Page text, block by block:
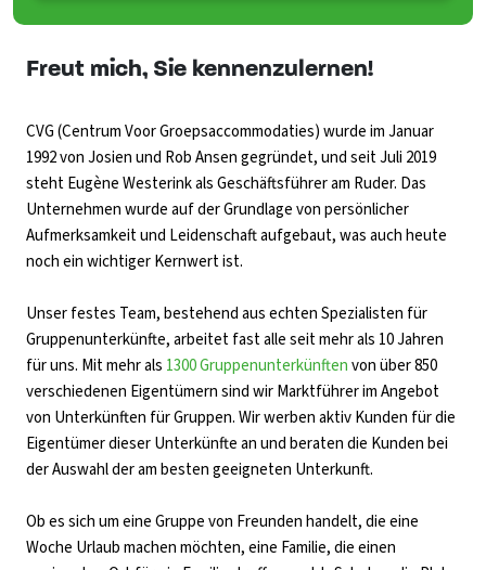
Freut mich, Sie kennenzulernen!
CVG (Centrum Voor Groepsaccommodaties) wurde im Januar
1992 von Josien und Rob Ansen gegründet, und seit Juli 2019
steht Eugène Westerink als Geschäftsführer am Ruder. Das
Unternehmen wurde auf der Grundlage von persönlicher
Aufmerksamkeit und Leidenschaft aufgebaut, was auch heute
noch ein wichtiger Kernwert ist.
Unser festes Team, bestehend aus echten Spezialisten für
Gruppenunterkünfte, arbeitet fast alle seit mehr als 10 Jahren
für uns. Mit mehr als 1300 Gruppenunterkünftenvon über 850
verschiedenen Eigentümern sind wir Marktführer im Angebot
von Unterkünften für Gruppen. Wir werben aktiv Kunden für die
Eigentümer dieser Unterkünfte an und beraten die Kunden bei
der Auswahl der am besten geeigneten Unterkunft.
Ob es sich um eine Gruppe von Freunden handelt, die eine
Woche Urlaub machen möchten, eine Familie, die einen